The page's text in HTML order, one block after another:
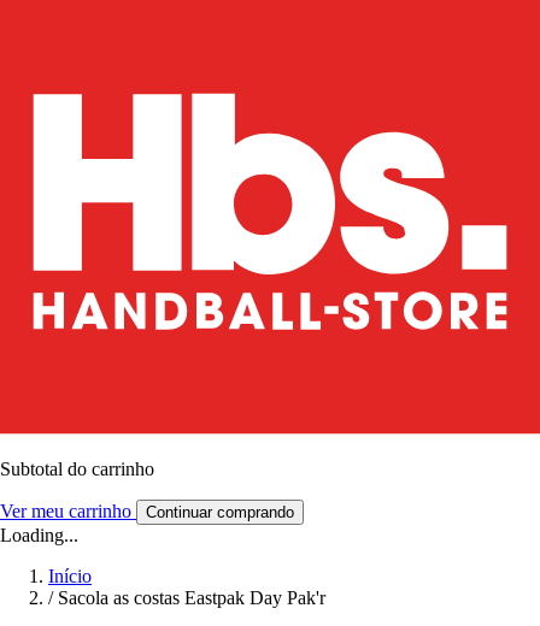
Subtotal do carrinho
Ver meu carrinho Continuar comprando
Loading...
Início
/ Sacola as costas Eastpak Day Pak'r